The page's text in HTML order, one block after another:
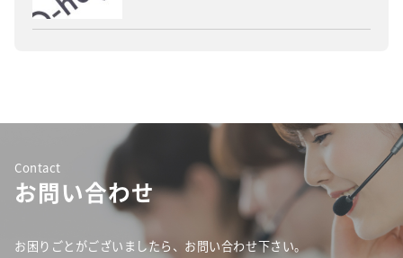
Contact
お問い合わせ
お困りごとがございましたら、お問い合わせ下さい。